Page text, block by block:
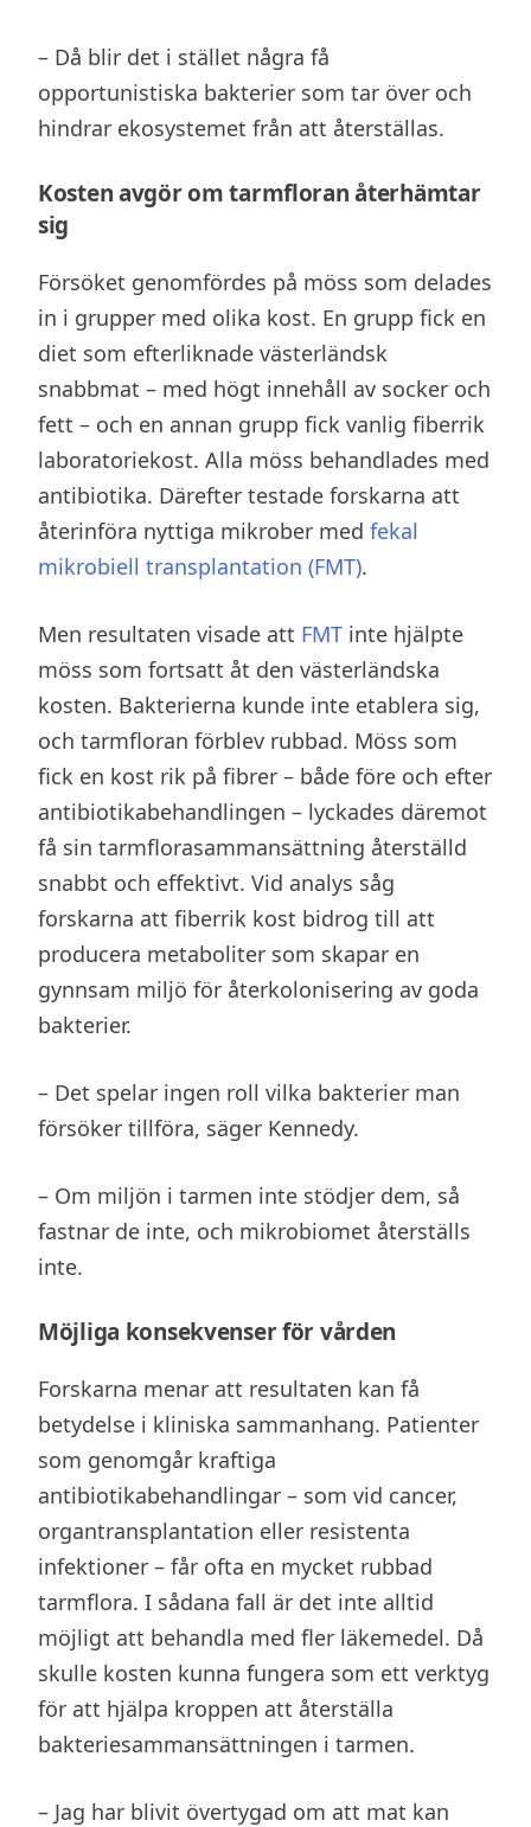
– Då blir det i stället några få
opportunistiska bakterier som tar över och
hindrar ekosystemet från att återställas.
Kosten avgör om tarmfloran återhämtar
sig
Försöket genomfördes på möss som delades
in i grupper med olika kost. En grupp fick en
diet som efterliknade västerländsk
snabbmat – med högt innehåll av socker och
fett – och en annan grupp fick vanlig fiberrik
laboratoriekost. Alla möss behandlades med
antibiotika. Därefter testade forskarna att
återinföra nyttiga mikrober med fekal
mikrobiell transplantation (FMT).
Men resultaten visade att FMT inte hjälpte
möss som fortsatt åt den västerländska
kosten. Bakterierna kunde inte etablera sig,
och tarmfloran förblev rubbad. Möss som
fick en kost rik på fibrer – både före och efter
antibiotikabehandlingen – lyckades däremot
få sin tarmflorasammansättning återställd
snabbt och effektivt. Vid analys såg
forskarna att fiberrik kost bidrog till att
producera metaboliter som skapar en
gynnsam miljö för återkolonisering av goda
bakterier.
– Det spelar ingen roll vilka bakterier man
försöker tillföra, säger Kennedy.
– Om miljön i tarmen inte stödjer dem, så
fastnar de inte, och mikrobiomet återställs
inte.
Möjliga konsekvenser för vården
Forskarna menar att resultaten kan få
betydelse i kliniska sammanhang. Patienter
som genomgår kraftiga
antibiotikabehandlingar – som vid cancer,
organtransplantation eller resistenta
infektioner – får ofta en mycket rubbad
tarmflora. I sådana fall är det inte alltid
möjligt att behandla med fler läkemedel. Då
skulle kosten kunna fungera som ett verktyg
för att hjälpa kroppen att återställa
bakteriesammansättningen i tarmen.
– Jag har blivit övertygad om att mat kan